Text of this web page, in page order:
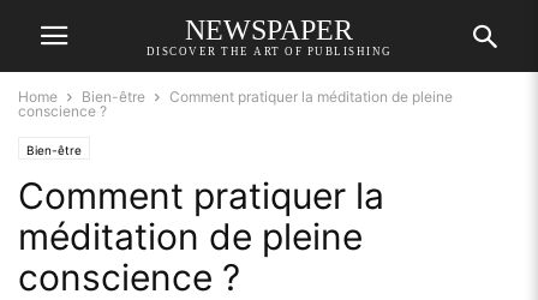
NEWSPAPER
DISCOVER THE ART OF PUBLISHING
Home Bien-être
Comment pratiquer la méditation de pleine
conscience ?
Bien-être
Comment pratiquer la
méditation de pleine
conscience ?